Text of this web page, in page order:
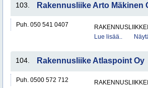
103. Rakennusliike Arto Mäkinen
Puh. 050 541 0407
Lue lisää..
104. Rakennusliike Atlaspoint Oy
Puh. 0500 572 712